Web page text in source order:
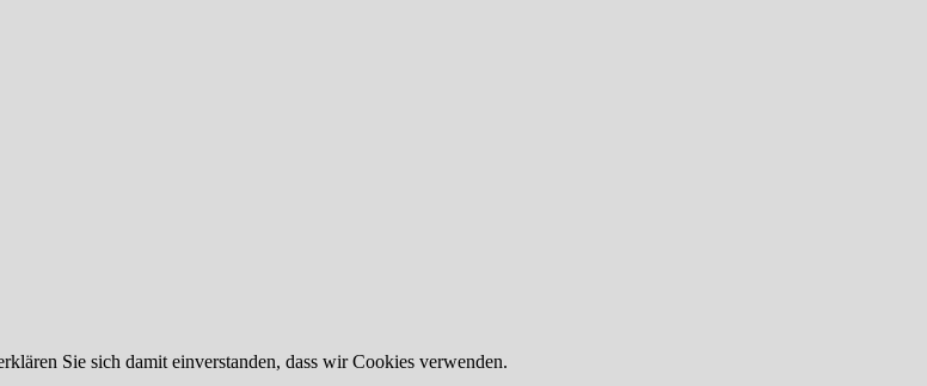
Sie sich damit einverstanden, dass wir Cookies verwenden.